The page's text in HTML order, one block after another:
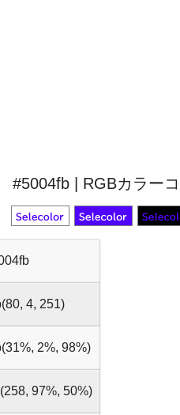
#5004fb | RGBカラー
4, 251)
2%, 98%)
97%, 50%)